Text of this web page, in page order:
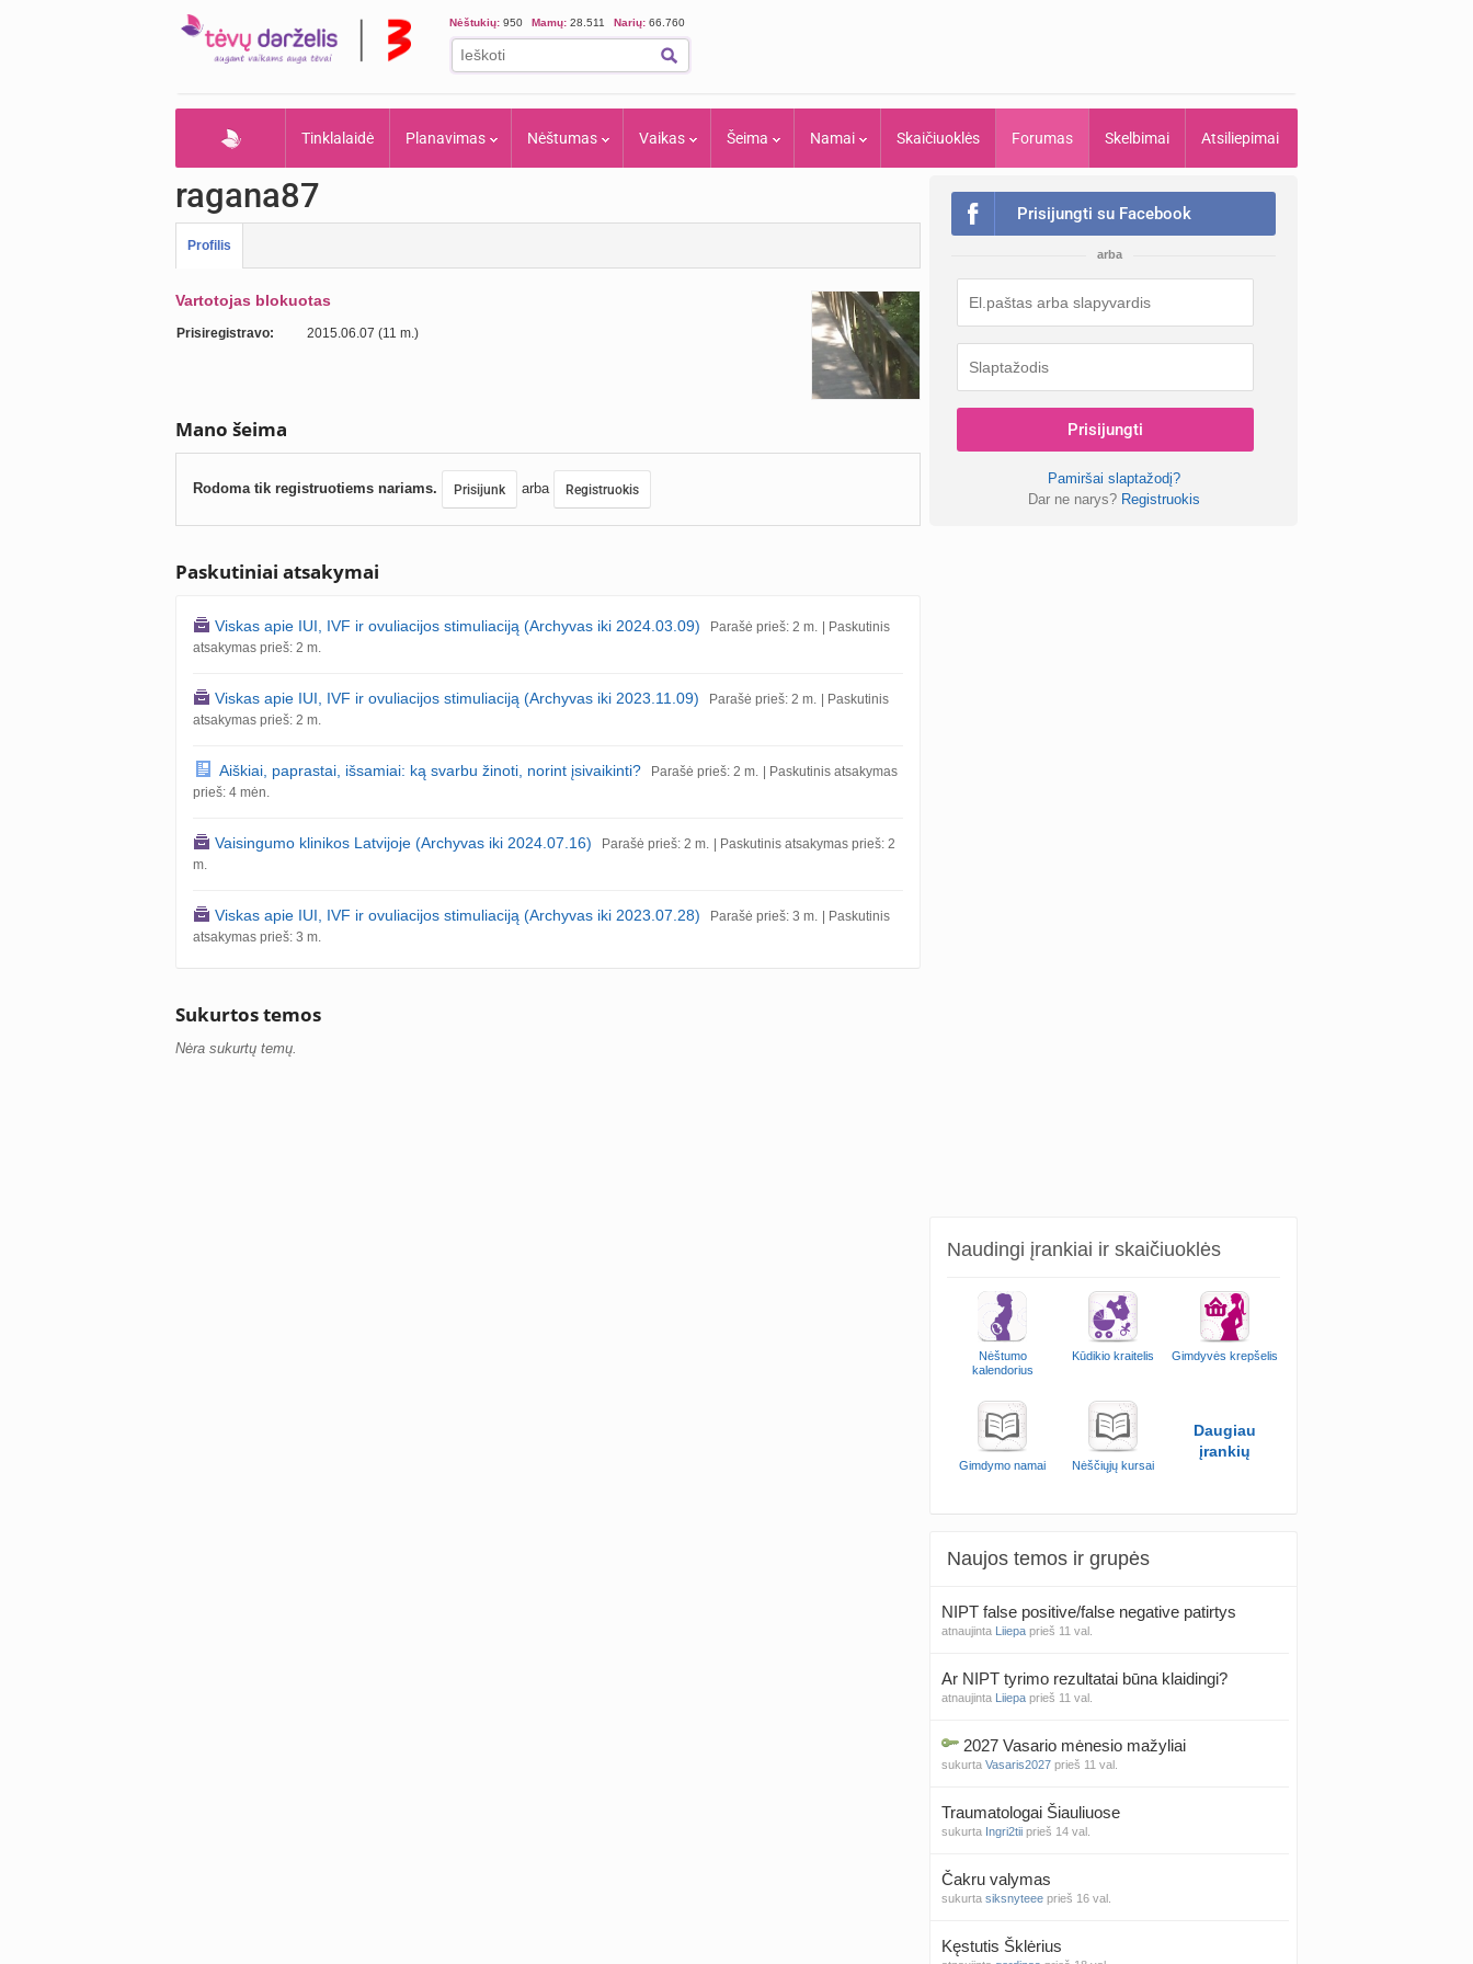
Nėštukių: 950 Mamų: 28.511 Narių: 66.760
Tinklalaidė Planavimas Nėštumas Vaikas Šeima Namai Skaičiuoklės Forumas Skelbimai Atsiliepimai
ragana87
Profilis
Vartotojas blokuotas
Prisiregistravo: 2015.06.07 (11 m.)
Mano šeima
Rodoma tik registruotiems nariams. Prisijunk arba Registruokis
Paskutiniai atsakymai
Viskas apie IUI, IVF ir ovuliacijos stimuliaciją (Archyvas iki 2024.03.09) Parašė prieš: 2 m. | Paskutinis
atsakymas prieš: 2 m.
Viskas apie IUI, IVF ir ovuliacijos stimuliaciją (Archyvas iki 2023.11.09) Parašė prieš: 2 m. | Paskutinis
atsakymas prieš: 2 m.
Aiškiai, paprastai, išsamiai: ką svarbu žinoti, norint įsivaikinti? Parašė prieš: 2 m. | Paskutinis atsakymas
prieš: 4 mėn.
Vaisingumo klinikos Latvijoje (Archyvas iki 2024.07.16) Parašė prieš: 2 m. | Paskutinis atsakymas prieš: 2
m.
Viskas apie IUI, IVF ir ovuliacijos stimuliaciją (Archyvas iki 2023.07.28) Parašė prieš: 3 m. | Paskutinis
atsakymas prieš: 3 m.
Sukurtos temos
Nėra sukurtų temų.
Prisijungti su Facebook
arba
Prisijungti
Pamiršai slaptažodį?
Dar ne narys? Registruokis
Naudingi įrankiai ir skaičiuoklės
Nėštumo
kalendorius
Kūdikio kraitelis Gimdyvės krepšelis
Gimdymo namai Nėščiųjų kursai
Daugiau
įrankių
Naujos temos ir grupės
NIPT false positive/false negative patirtys
atnaujinta Liiepa prieš 11 val.
Ar NIPT tyrimo rezultatai būna klaidingi?
atnaujinta Liiepa prieš 11 val.
2027 Vasario mėnesio mažyliai
sukurta Vasaris2027 prieš 11 val.
Traumatologai Šiauliuose
sukurta Ingri2tii prieš 14 val.
Čakru valymas
sukurta siksnyteee prieš 16 val.
Kęstutis Šklėrius